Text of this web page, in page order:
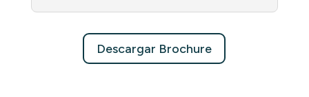
Descargar Brochure